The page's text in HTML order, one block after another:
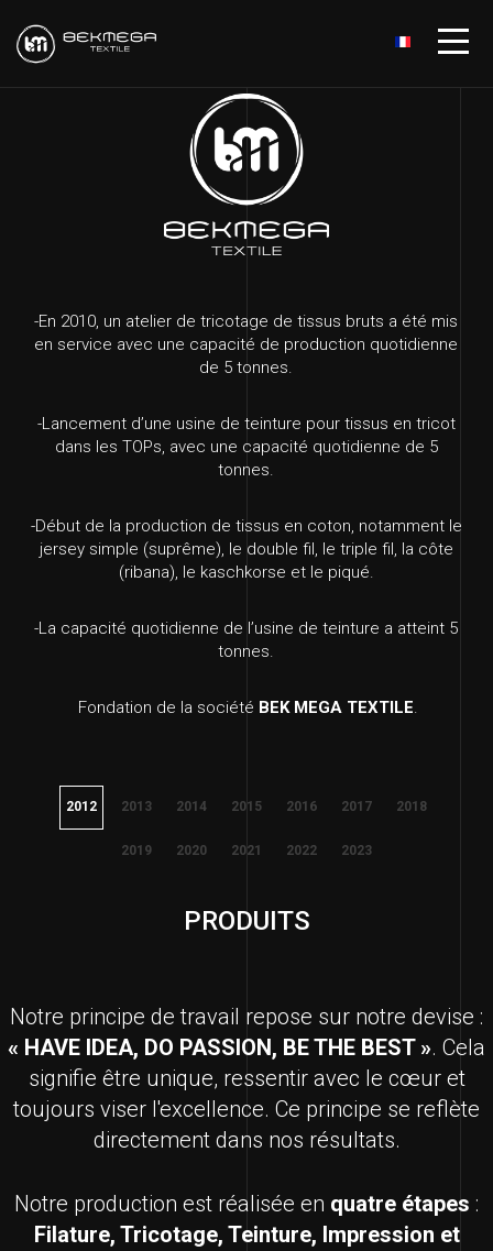
-En 2010, un atelier de tricotage de tissus bruts a été mis
en service avec une capacité de production quotidienne
de 5 tonnes.
-Lancement d’une usine de teinture pour tissus en tricot
dans les TOPs, avec une capacité quotidienne de 5
tonnes.
-Début de la production de tissus en coton, notamment le
jersey simple (suprême), le double fil, le triple fil, la côte
(ribana), le kaschkorse et le piqué.
-La capacité quotidienne de l’usine de teinture a atteint 5
tonnes.
Fondation de la société BEK MEGA TEXTILE.
2012 2013 2014 2015 2016 2017 2018
2019 2020 2021 2022 2023
PRODUITS
Notre principe de travail repose sur notre devise :
« HAVE IDEA, DO PASSION, BE THE BEST ». Cela
signifie être unique, ressentir avec le cœur et
toujours viser l'excellence. Ce principe se reflète
directement dans nos résultats.
Notre production est réalisée en quatre étapes :
Filature, Tricotage, Teinture, Impression et